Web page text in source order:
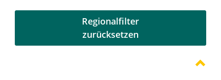
Regionalfilter
zurücksetzen